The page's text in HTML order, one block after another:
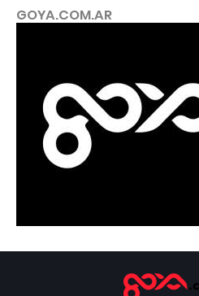
GOYA.COM.AR